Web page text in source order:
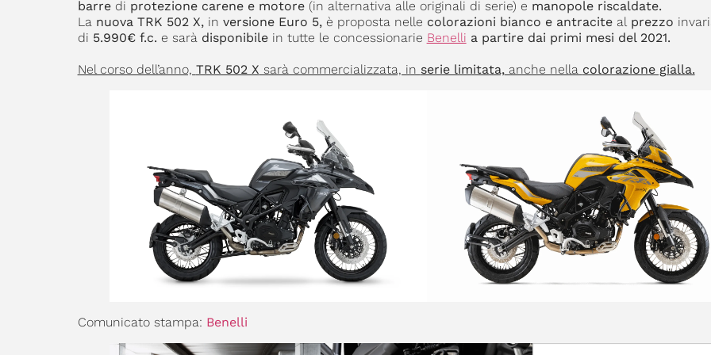
barredi protezione carene e motore(in alternativa alle originali di serie) e manopole riscaldate.
La nuova TRK 502 X,in versione Euro 5,è proposta nelle colorazioni bianco e antracite al prezzo
di 5.990€ f.c. e sarà disponibile in tutte le concessionarie Benelli a partire dai primi mesi del 2021.
Nel corso dell’anno, TRK 502 X sarà commercializzata, in serie limitata,anche nella colorazione gialla.
Comunicato stampa: Benelli